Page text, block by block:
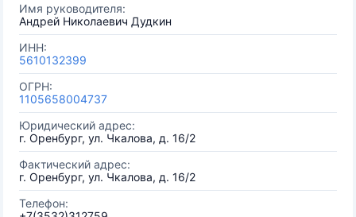
Имя руководителя:
Андрей Николаевич Дудкин
ИНН:
5610132399
ОГРН:
1105658004737
Юридический адрес:
г. Оренбург, ул. Чкалова, д. 16/2
Фактический адрес:
г. Оренбург, ул. Чкалова, д. 16/2
Телефон: